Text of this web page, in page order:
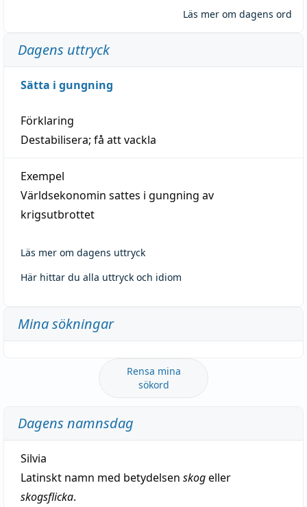
Läs mer om dagens ord
Dagens uttryck
Sätta i gungning
Förklaring
Destabilisera; få att vackla
Exempel
Världsekonomin sattes i gungning av
krigsutbrottet
Läs mer om dagens uttryck
Här hittar du alla uttryck och idiom
Mina sökningar
Rensa mina
sökord
Dagens namnsdag
Silvia
Latinskt namn med betydelsen skogeller
skogsflicka.